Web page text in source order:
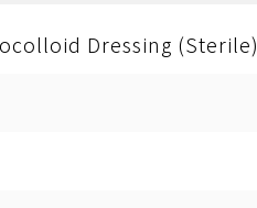
Dressing (Sterile)